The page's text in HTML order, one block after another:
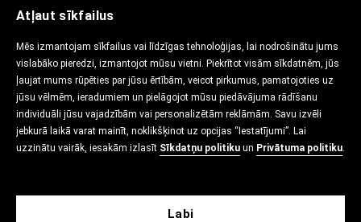
Atļaut sīkfailus
Mēs izmantojam sīkfailus vai līdzīgas tehnoloģijas, lai nodrošinātu jums
vislabāko pieredzi, izmantojot mūsu vietni. Piekrītot visām sīkdatnēm, jūs
ļaujat mums rūpēties par jūsu ērtībām, veicot pirkumus, pamatojoties uz
jūsu vēlmēm, ieradumiem un pielāgojot mūsu piedāvājuma rādīšanu
individuāli jūsu vajadzībām vai personalizētām reklāmām. Savu izvēli
jebkurā laikā varat mainīt, noklikšķinot uz opcijas “Iestatījumi”. Lai
uzzinātu vairāk, iesakām izlasīt Sīkdatņu politiku un Privātuma politiku.
Labi